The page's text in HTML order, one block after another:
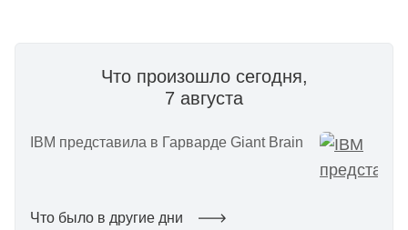
Что произошло сегодня,
7 августа
IBM представила в Гарварде Giant Brain
Что было в другие дни